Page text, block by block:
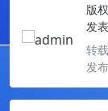
版
发
转
发